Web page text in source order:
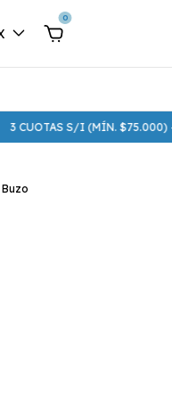
0
S/I (MÍN. $75.000) - 6
Buzo